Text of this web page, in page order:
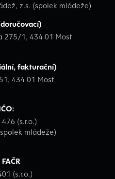
z.s. (spolek mládeže)
275/1, 434 01 Most
fakturační)
434 01 Most
(s.r.o.)
mládeže)
(s.r.o.)